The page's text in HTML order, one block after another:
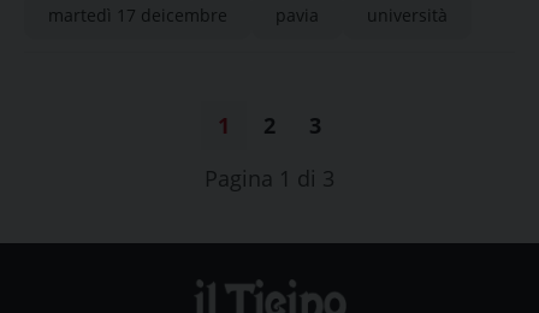
martedì 17 deicembre pavia università
1 2
3
Pagina 1 di 3